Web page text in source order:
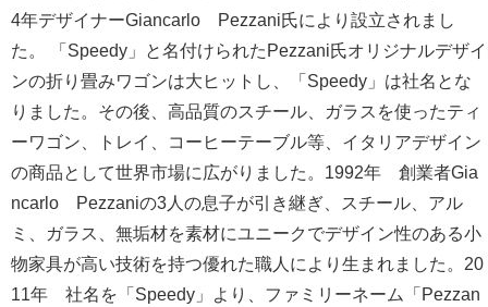
4年デザイナーGiancarlo Pezzani氏により設立されまし
た。 「Speedy」と名付けられたPezzani氏オリジナルデザイ
ンの折り畳みワゴンは大ヒットし、「Speedy」は社名とな
りました。その後、高品質のスチール、ガラスを使ったティ
ーワゴン、トレイ、コーヒーテーブル等、イタリアデザイン
の商品として世界市場に広がりました。1992年 創業者Gia
ncarlo Pezzaniの3人の息子が引き継ぎ、スチール、アル
ミ、ガラス、無垢材を素材にユニークでデザイン性のある小
物家具が高い技術を持つ優れた職人により生まれました。20
11年 社名を「Speedy」より、ファミリーネーム「Pezzan